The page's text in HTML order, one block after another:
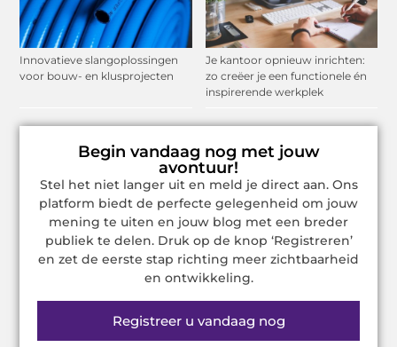
Innovatieve slangoplossingen
voor bouw- en klusprojecten
Je kantoor opnieuw inrichten:
zo creëer je een functionele én
inspirerende werkplek
Begin vandaag nog met jouw
avontuur!
Stel het niet langer uit en meld je direct aan. Ons
platform biedt de perfecte gelegenheid om jouw
mening te uiten en jouw blog met een breder
publiek te delen. Druk op de knop ‘Registreren’
en zet de eerste stap richting meer zichtbaarheid
en ontwikkeling.
Registreer u vandaag nog